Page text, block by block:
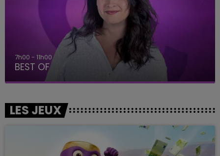
7h00 - 11h00
BEST OF
LES JEUX